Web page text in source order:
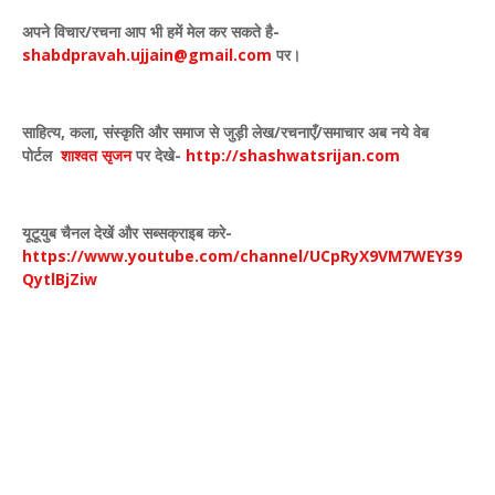
अपने विचार/रचना आप भी हमें मेल कर सकते है-
shabdpravah.ujjain@gmail.com पर।
साहित्य, कला, संस्कृति और समाज से जुड़ी लेख/रचनाएँ/समाचार अब नये वेब
पोर्टल शाश्वत सृजन पर देखे- http://shashwatsrijan.com
यूटूयुब चैनल देखें और सब्सक्राइब करे-
https://www.youtube.com/channel/UCpRyX9VM7WEY39
QytlBjZiw